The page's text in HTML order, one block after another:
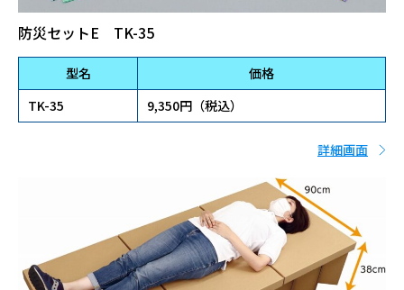
防災セットE TK-35
型名
価格
TK-35
9,350円（税込）
詳細画面